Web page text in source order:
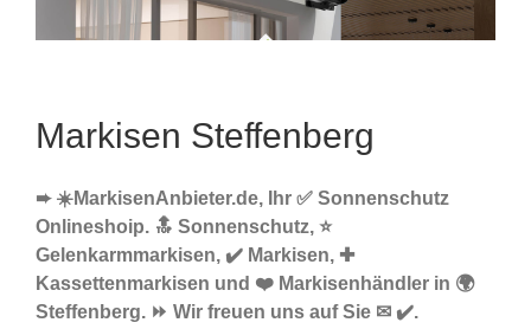
Markisen Steffenberg
➨ ☀️MarkisenAnbieter.de, Ihr ✅ Sonnenschutz
Onlineshoip. 🔝 Sonnenschutz, ⭐
Gelenkarmmarkisen, ✔️ Markisen, ✚
Kassettenmarkisen und ❤️ Markisenhändler in 🌍
Steffenberg. ⏩ Wir freuen uns auf Sie ✉ ✔️.